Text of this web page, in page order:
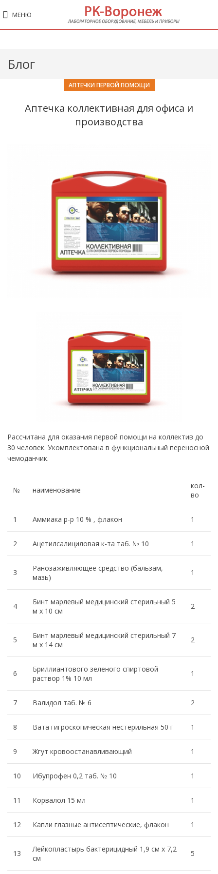
МЕНЮ
Блог
АПТЕЧКИ ПЕРВОЙ ПОМОЩИ
Аптечка коллективная для офиса и
производства
Рассчитана для оказания первой помощи на коллектив до
30 человек. Укомплектована в функциональный переносной
чемоданчик.
№ наименование
кол-
во
1 Аммиака р-р 10 % , флакон 1
2 Ацетилсалициловая к-та таб. № 10 1
3
Ранозаживляющее средство (бальзам,
мазь)
1
4
Бинт марлевый медицинский стерильный 5
м х 10 см
2
5
Бинт марлевый медицинский стерильный 7
м х 14 см
2
6
Бриллиантового зеленого спиртовой
раствор 1% 10 мл
1
7 Валидол таб. № 6 2
8 Вата гигроскопическая нестерильная 50 г 1
9 Жгут кровоостанавливающий 1
10 Ибупрофен 0,2 таб. № 10 1
11 Корвалол 15 мл 1
12 Капли глазные антисептические, флакон 1
13
Лейкопластырь бактерицидный 1,9 см х 7,2
см
5